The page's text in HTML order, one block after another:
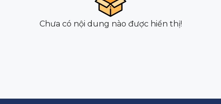
Chưa có nội dung nào được hiển thị!